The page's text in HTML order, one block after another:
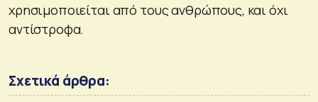
χρησιμοποιείται από τους ανθρώπους, και όχι
αντίστροφα.
Σχετικά άρθρα: